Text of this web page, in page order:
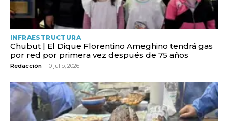
INFRAESTRUCTURA
Chubut | El Dique Florentino Ameghino tendrá gas
por red por primera vez después de 75 años
Redacción - 10 julio, 2026